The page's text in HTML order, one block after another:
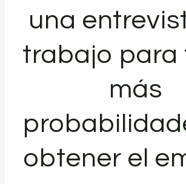
una
trabajo para
más
obtener el